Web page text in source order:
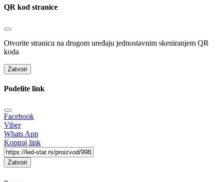
QR kod stranice
Otvorite stranicu na drugom uređaju jednostavnim skeniranjem QR
koda
Zatvori
Podelite link
Facebook
Viber
Whats App
Kopiraj link
Zatvori